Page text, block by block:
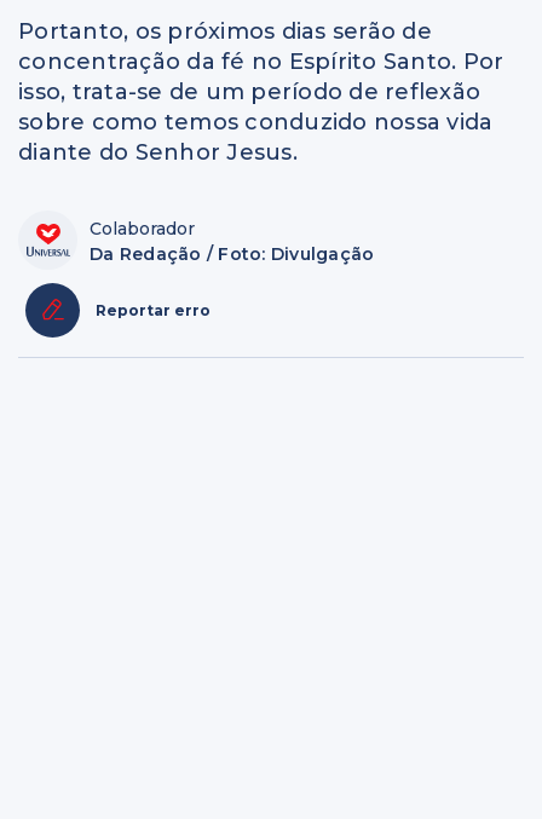
Portanto, os próximos dias serão de
concentração da fé no Espírito Santo. Por
isso, trata-se de um período de reflexão
sobre como temos conduzido nossa vida
diante do Senhor Jesus.
Colaborador
Da Redação / Foto: Divulgação
Reportar erro